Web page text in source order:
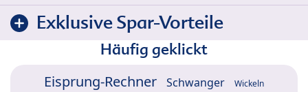
Exklusive Spar-Vorteile
Häufig geklickt
Eisprung-Rechner Schwanger Wickeln